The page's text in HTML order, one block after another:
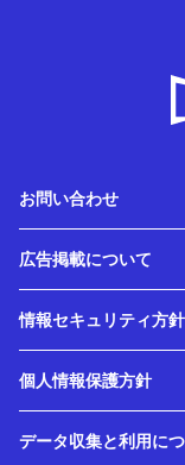
お問い合わせ
広告掲載について
情報セキュリティ方針
個人情報保護方針
データ収集と利用に